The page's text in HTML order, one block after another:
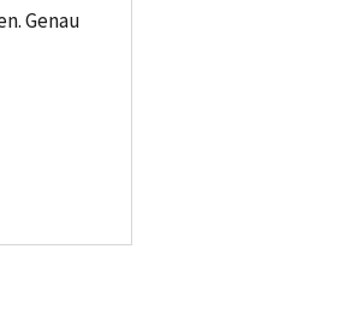
Genau